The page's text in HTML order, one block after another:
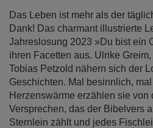
Das Leben ist mehr als der
Dank! Das charmant illustrierte
Jahreslosung 2023 »Du bist ein
ihren Facetten aus. Ulrike
Tobias Petzold nähern sich der
Geschichten. Mal besinnlich,
Herzenswärme erzählen sie
Versprechen, das der Bibelvers
Sternlein zählt und jedes